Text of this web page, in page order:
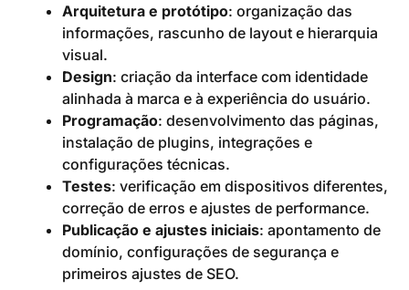
Arquitetura e protótipo: organização das
informações, rascunho de layout e hierarquia
visual.
Design: criação da interface com identidade
alinhada à marca e à experiência do usuário.
Programação: desenvolvimento das páginas,
instalação de plugins, integrações e
configurações técnicas.
Testes: verificação em dispositivos diferentes,
correção de erros e ajustes de performance.
Publicação e ajustes iniciais: apontamento de
domínio, configurações de segurança e
primeiros ajustes de SEO.